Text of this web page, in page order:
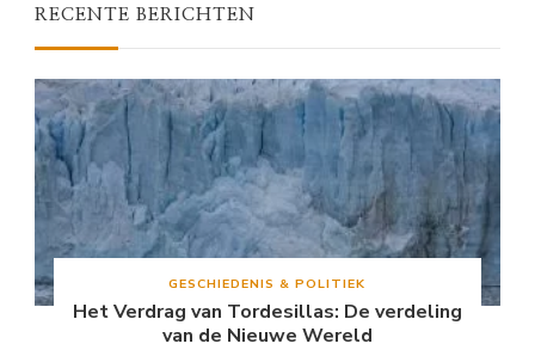
RECENTE BERICHTEN
GESCHIEDENIS & POLITIEK
Het Verdrag van Tordesillas: De verdeling
van de Nieuwe Wereld